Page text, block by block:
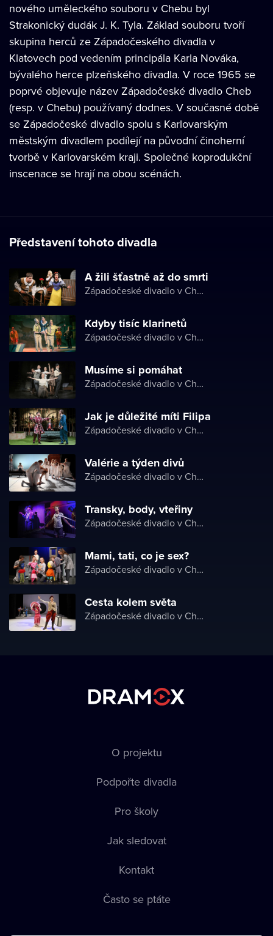
nového uměleckého souboru v Chebu byl
Strakonický dudák J. K. Tyla. Základ souboru tvoří
skupina herců ze Západočeského divadla v
Klatovech pod vedením principála Karla Nováka,
bývalého herce plzeňského divadla. V roce 1965 se
poprvé objevuje název Západočeské divadlo Cheb
(resp. v Chebu) používaný dodnes. V současné době
se Západočeské divadlo spolu s Karlovarským
městským divadlem podílejí na původní činoherní
tvorbě v Karlovarském kraji. Společné koprodukční
inscenace se hrají na obou scénách.
Představení tohoto divadla
A žili šťastně až do smrti
Západočeské divadlo v Chebu
Kdyby tisíc klarinetů
Západočeské divadlo v Chebu
Musíme si pomáhat
Západočeské divadlo v Chebu
Jak je důležité míti Filipa
Západočeské divadlo v Chebu
Valérie a týden divů
Západočeské divadlo v Chebu
Transky, body, vteřiny
Západočeské divadlo v Chebu
Mami, tati, co je sex?
Západočeské divadlo v Chebu
Cesta kolem světa
Západočeské divadlo v Chebu
O projektu
Podpořte divadla
Pro školy
Jak sledovat
Kontakt
Často se ptáte